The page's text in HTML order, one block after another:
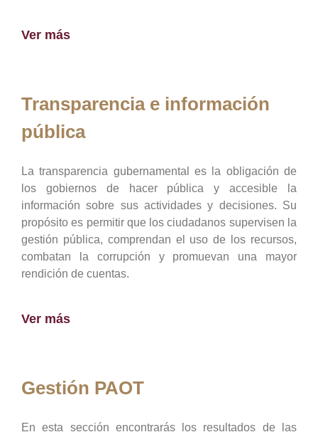
Ver más
Transparencia e información
pública
La transparencia gubernamental es la obligación de
los gobiernos de hacer pública y accesible la
información sobre sus actividades y decisiones. Su
propósito es permitir que los ciudadanos supervisen la
gestión pública, comprendan el uso de los recursos,
combatan la corrupción y promuevan una mayor
rendición de cuentas.
Ver más
Gestión PAOT
En esta sección encontrarás los resultados de las